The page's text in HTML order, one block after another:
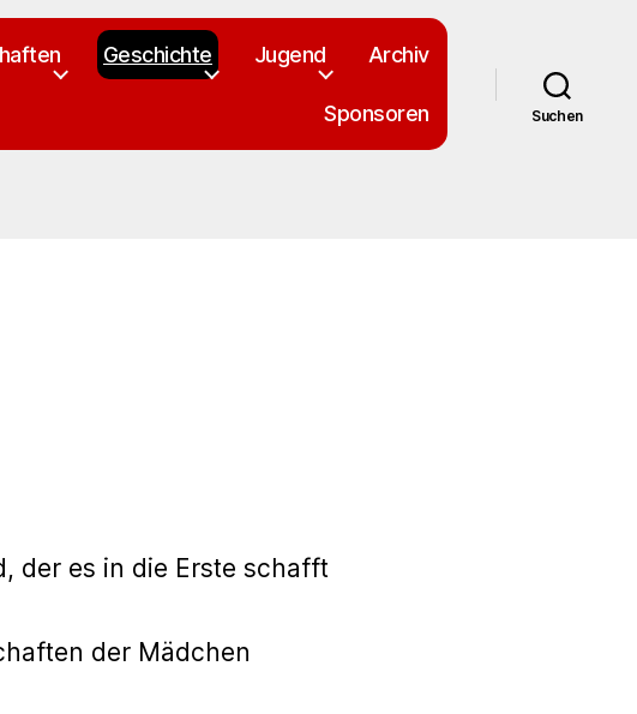
Geschichte Jugend Archiv
Sponsoren Suchen
der es in die Erste schafft
der Mädchen